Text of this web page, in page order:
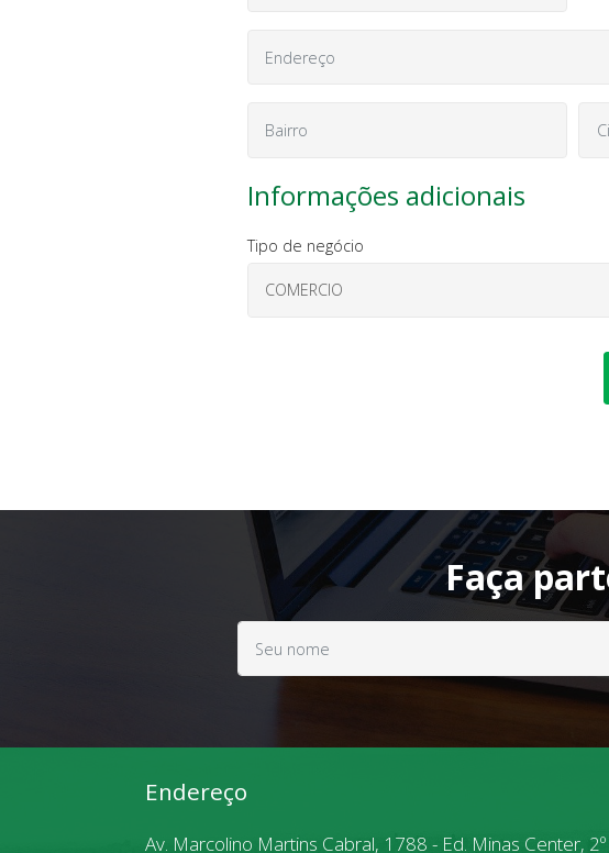
Informações adicionais
Tipo de negócio
COMERCIO
Faça
Endereço
Av. Marcolino Martins Cabral, 1788 - Ed. Minas Center,